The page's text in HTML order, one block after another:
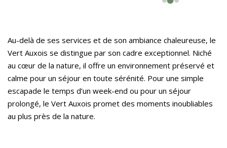
Au-delà de ses services et de son ambiance chaleureuse, le
Vert Auxois se distingue par son cadre exceptionnel. Niché
au cœur de la nature, il offre un environnement préservé et
calme pour un séjour en toute sérénité. Pour une simple
escapade le temps d’un week-end ou pour un séjour
prolongé, le Vert Auxois promet des moments inoubliables
au plus près de la nature.